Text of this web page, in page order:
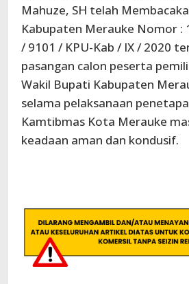
Mahuze, SH telah
Kabupaten Merauke Nomor :
/ 9101 / KPU-Kab / IX / 2020
pasangan calon peserta
Wakil Bupati Kabupaten
selama pelaksanaan
Kamtibmas Kota Merauke
keadaan aman dan kondusif.